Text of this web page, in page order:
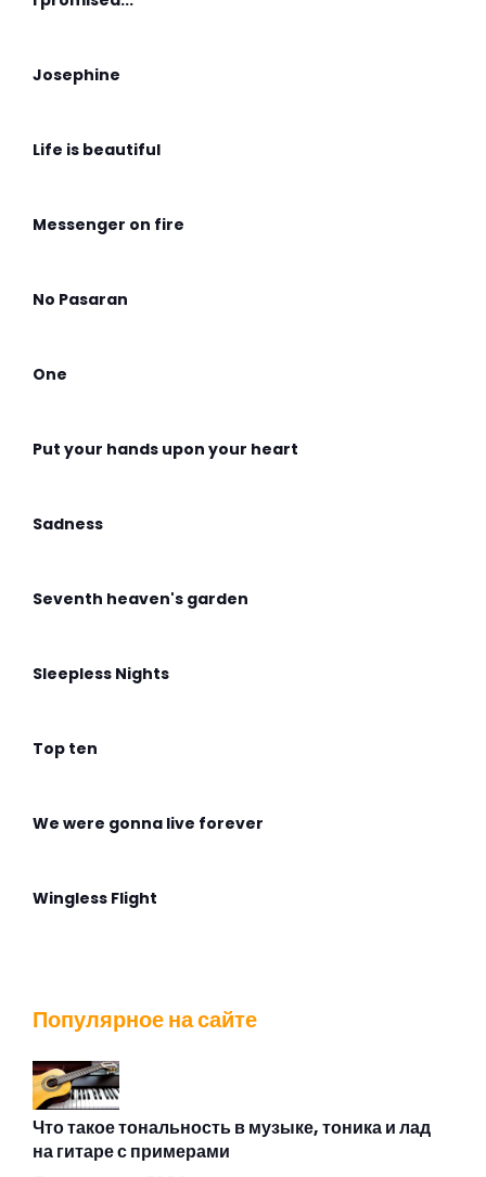
Josephine
Life is beautiful
Messenger on fire
No Pasaran
One
Put your hands upon your heart
Sadness
Seventh heaven's garden
Sleepless Nights
Top ten
We were gonna live forever
Wingless Flight
Алмазная душа
Популярное на сайте
Что такое тональность в музыке, тоника и лад
на гитаре с примерами